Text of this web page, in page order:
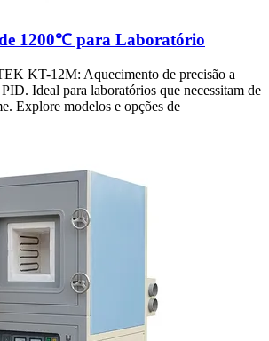
1200℃ para Laboratório
KT-12M: Aquecimento de precisão a
Ideal para laboratórios que necessitam de
Explore modelos e opções de